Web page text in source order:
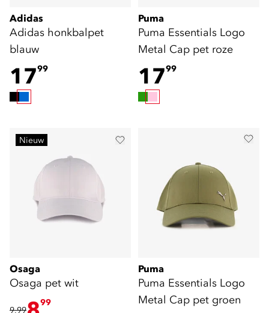
Adidas
Adidas honkbalpet
blauw
1799
Puma
Puma Essentials Logo
Metal Cap pet roze
1799
Nieuw
Osaga
Osaga pet wit
9,99
99
Puma
Puma Essentials Logo
Metal Cap pet groen